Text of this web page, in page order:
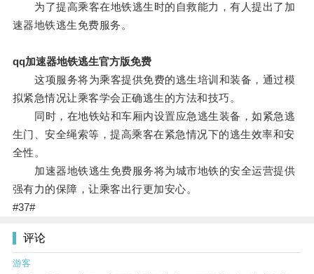
为了提高乘客在地铁逃生时的自救能力，有人提出了加
速器地铁逃生免费服务。
qq加速器地铁逃生官方版免费
这项服务将为乘客提供免费的逃生培训和装备，通过模
拟紧急情况让乘客学会正确逃生的方法和技巧。
同时，在地铁站和车厢内设置应急逃生装备，如紧急逃
生门、安全绳索等，提高乘客在紧急情况下的逃生效率和安
全性。
加速器地铁逃生免费服务将为城市地铁的安全运营提供
强有力的保障，让乘客出行更加安心。
#37#
评论
游客